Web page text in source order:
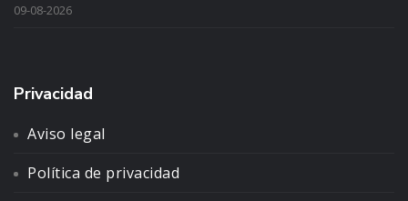
09-08-2026
Privacidad
Aviso legal
Política de privacidad